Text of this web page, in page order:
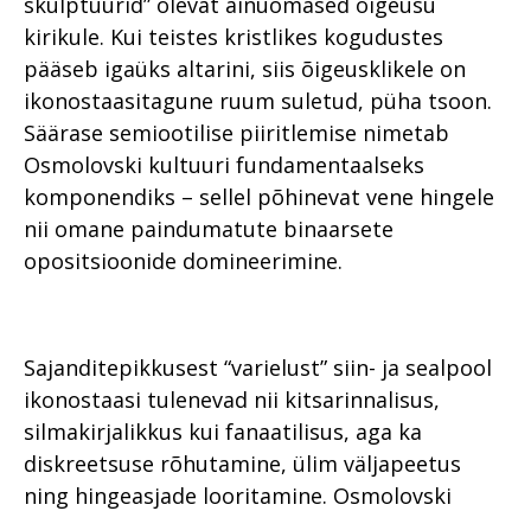
kirikule. Kui teistes kristlikes kogudustes
pääseb igaüks altarini, siis õigeusklikele on
ikonostaasitagune ruum suletud, püha tsoon.
Säärase semiootilise piiritlemise nimetab
Osmolovski kultuuri fundamentaalseks
komponendiks – sellel põhinevat vene hingele
nii omane paindumatute binaarsete
opositsioonide domineerimine.
Sajanditepikkusest “varielust” siin- ja sealpool
ikonostaasi tulenevad nii kitsarinnalisus,
silmakirjalikkus kui fanaatilisus, aga ka
diskreetsuse rõhutamine, ülim väljapeetus
ning hingeasjade looritamine. Osmolovski